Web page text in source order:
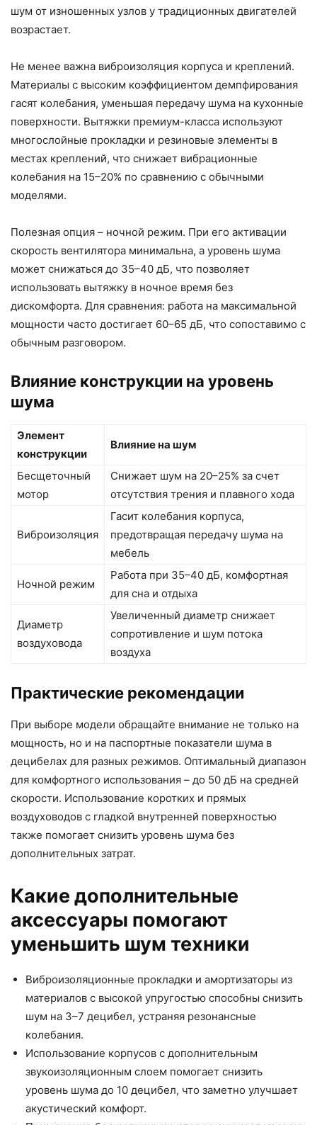
шум от изношенных узлов у традиционных двигателей
возрастает.
Не менее важна виброизоляция корпуса и креплений.
Материалы с высоким коэффициентом демпфирования
гасят колебания, уменьшая передачу шума на кухонные
поверхности. Вытяжки премиум-класса используют
многослойные прокладки и резиновые элементы в
местах креплений, что снижает вибрационные
колебания на 15–20% по сравнению с обычными
моделями.
Полезная опция – ночной режим. При его активации
скорость вентилятора минимальна, а уровень шума
может снижаться до 35–40 дБ, что позволяет
использовать вытяжку в ночное время без
дискомфорта. Для сравнения: работа на максимальной
мощности часто достигает 60–65 дБ, что сопоставимо с
обычным разговором.
Влияние конструкции на уровень
шума
Элемент
конструкции
Влияние на шум
Бесщеточный
мотор
Снижает шум на 20–25% за счет
отсутствия трения и плавного хода
Виброизоляция
Гасит колебания корпуса,
предотвращая передачу шума на
мебель
Ночной режим
Работа при 35–40 дБ, комфортная
для сна и отдыха
Диаметр
воздуховода
Увеличенный диаметр снижает
сопротивление и шум потока
воздуха
Практические рекомендации
При выборе модели обращайте внимание не только на
мощность, но и на паспортные показатели шума в
децибелах для разных режимов. Оптимальный диапазон
для комфортного использования – до 50 дБ на средней
скорости. Использование коротких и прямых
воздуховодов с гладкой внутренней поверхностью
также помогает снизить уровень шума без
дополнительных затрат.
Какие дополнительные
аксессуары помогают
уменьшить шум техники
Виброизоляционные прокладки и амортизаторы из
материалов с высокой упругостью способны снизить
шум на 3–7 децибел, устраняя резонансные
колебания.
Использование корпусов с дополнительным
звукоизоляционным слоем помогает снизить
уровень шума до 10 децибел, что заметно улучшает
акустический комфорт.